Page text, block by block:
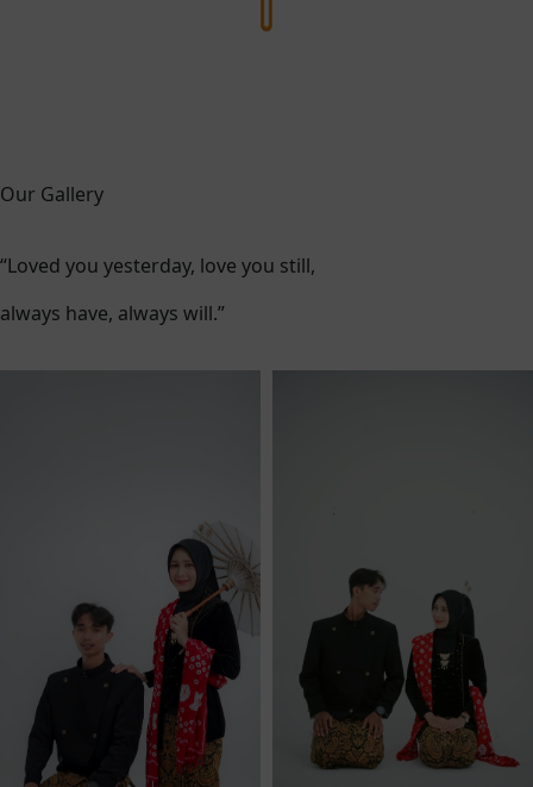
Our Gallery
“Loved you yesterday, love you still,
always have, always will.”